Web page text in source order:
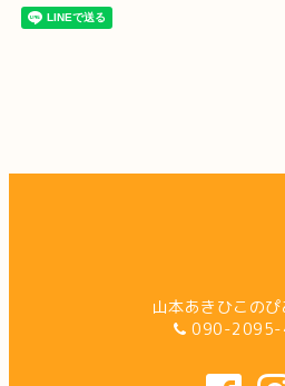
山本あきひこの
090-2095-